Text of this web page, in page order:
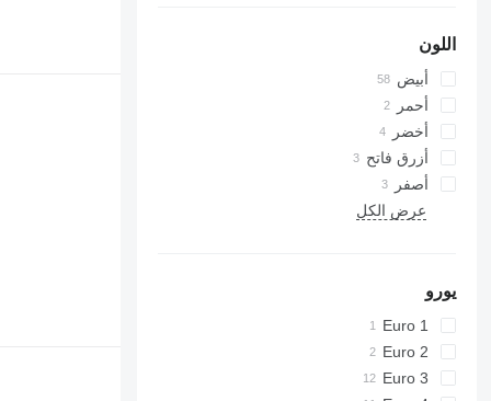
اللون
أبيض
أحمر
أخضر
أزرق فاتح
أصفر
عرض الكل
يورو
Euro 1
Euro 2
Euro 3